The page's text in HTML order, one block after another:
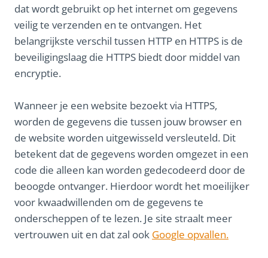
dat wordt gebruikt op het internet om gegevens
veilig te verzenden en te ontvangen. Het
belangrijkste verschil tussen HTTP en HTTPS is de
beveiligingslaag die HTTPS biedt door middel van
encryptie.
Wanneer je een website bezoekt via HTTPS,
worden de gegevens die tussen jouw browser en
de website worden uitgewisseld versleuteld. Dit
betekent dat de gegevens worden omgezet in een
code die alleen kan worden gedecodeerd door de
beoogde ontvanger. Hierdoor wordt het moeilijker
voor kwaadwillenden om de gegevens te
onderscheppen of te lezen. Je site straalt meer
vertrouwen uit en dat zal ook Google opvallen.